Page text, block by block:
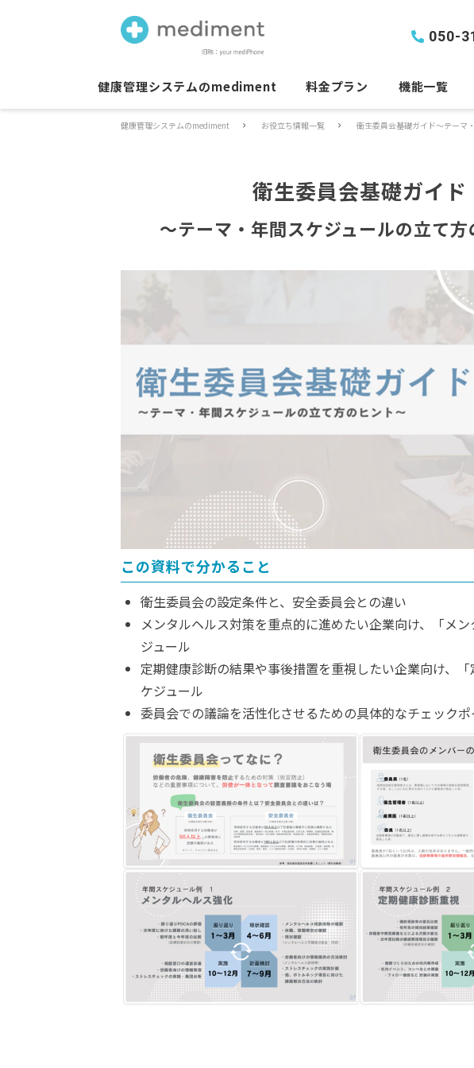
050-
健康管理システムのmediment 料金プラン 機能一覧
健康管理システムのmediment お役立ち情報一覧 衛生委員会基礎ガイド～テーマ
衛生委員会基礎ガイド
～テーマ・年間スケジュールの立て
この資料で分かること
衛生委員会の設定条件と、安全委員会との違い
メンタルヘルス対策を重点的に進めたい企業向け、「メ
ジュール
定期健康診断の結果や事後措置を重視したい企業向け、
ケジュール
委員会での議論を活性化させるための具体的なチェックポ